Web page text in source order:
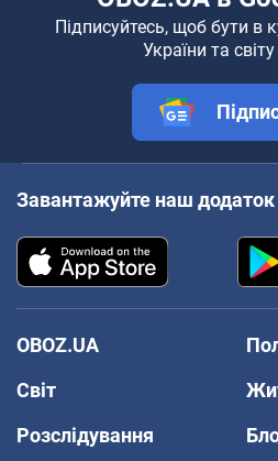
Підписуйтесь, щоб бути в
України та
Завантажуйте наш додаток
OBOZ.UA
Світ
Розслідування